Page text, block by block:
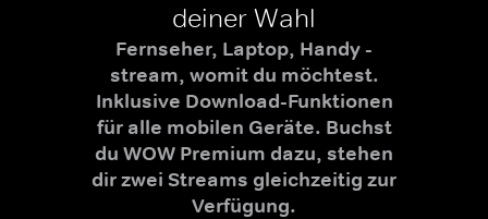
deiner Wahl
Fernseher, Laptop, Handy -
stream, womit du möchtest.
Inklusive Download-Funktionen
für alle mobilen Geräte. Buchst
du WOW Premium dazu, stehen
dir zwei Streams gleichzeitig zur
Verfügung.